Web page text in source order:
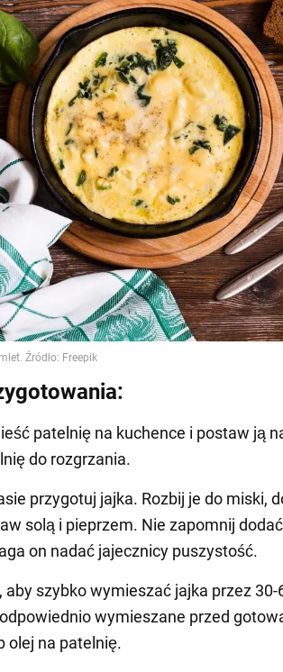
patelnię na kuchence i postaw ją
do rozgrzania.
przygotuj jajka. Rozbij je do miski,
solą i pieprzem. Nie zapomnij
on nadać jajecznicy puszystość.
aby szybko wymieszać jajka przez
wymieszane przed
olej na patelnię.